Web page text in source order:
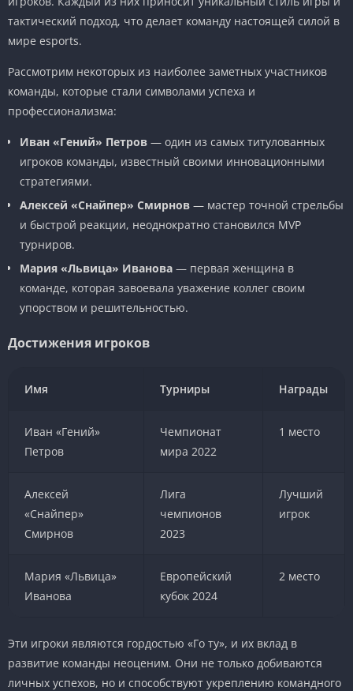
тактический подход, что делает команду настоящей силой в
мире esports.
Рассмотрим некоторых из наиболее заметных участников
команды, которые стали символами успеха и
профессионализма:
Иван «Гений» Петров — один из самых титулованных
игроков команды, известный своими инновационными
стратегиями.
Алексей «Снайпер» Смирнов — мастер точной стрельбы
и быстрой реакции, неоднократно становился MVP
турниров.
Мария «Львица» Иванова — первая женщина в
команде, которая завоевала уважение коллег своим
упорством и решительностью.
Достижения игроков
Имя Турниры Награды
Иван «Гений»
Петров
Чемпионат
мира 2022
1 место
Алексей
«Снайпер»
Смирнов
Лига
чемпионов
2023
Лучший
игрок
Мария «Львица»
Иванова
Европейский
кубок 2024
2 место
Эти игроки являются гордостью «Го ту», и их вклад в
развитие команды неоценим. Они не только добиваются
личных успехов, но и способствуют укреплению командного